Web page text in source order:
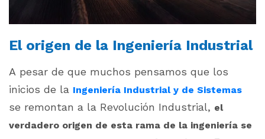
El origen de la Ingeniería Industrial
A pesar de que muchos pensamos que los
inicios de la Ingeniería Industrial y de Sistemas
se remontan a la Revolución Industrial, el
verdadero origen de esta rama de la ingeniería se